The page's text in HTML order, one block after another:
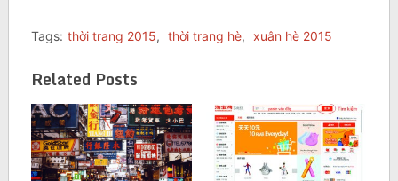
Tags: thời trang 2015, thời trang hè, xuân hè 2015
Related Posts